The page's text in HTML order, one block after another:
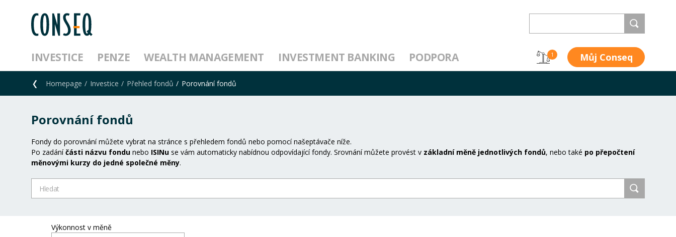
INVESTICE PENZE WEALTH MANAGEMENT INVESTMENT BANKING PODPORA 1 Můj Conseq
Homepage Investice Přehled fondů Porovnání fondů
Porovnání fondů
Fondy do porovnání můžete vybrat na stránce s přehledem fondů nebo pomocí našeptávače níže.
Po zadáníčásti názvu fondu nebo ISINu se vám automaticky nabídnou odpovídající fondy. Srovnání můžete provést v základní měně jednotlivých fondů, nebo také po přepočtení
měnovými kurzy do jedné společné měny.
Výkonnost v měně